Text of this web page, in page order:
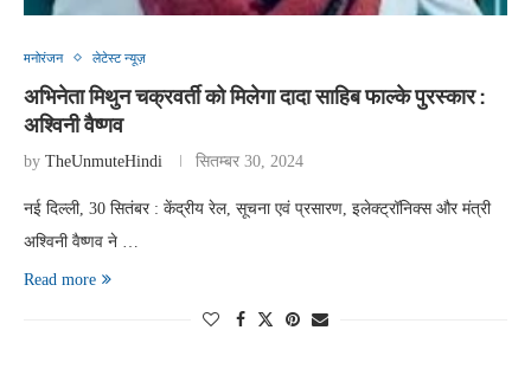
मनोरंजन लेटेस्ट न्यूज़
अभिनेता मिथुन चक्रवर्ती को मिलेगा दादा साहिब फाल्के पुरस्कार :
अश्विनी वैष्णव
by TheUnmuteHindi सितम्बर 30, 2024
नई दिल्ली, 30 सितंबर : केंद्रीय रेल, सूचना एवं प्रसारण, इलेक्ट्रॉनिक्स और मंत्री
अश्विनी वैष्णव ने …
Read more